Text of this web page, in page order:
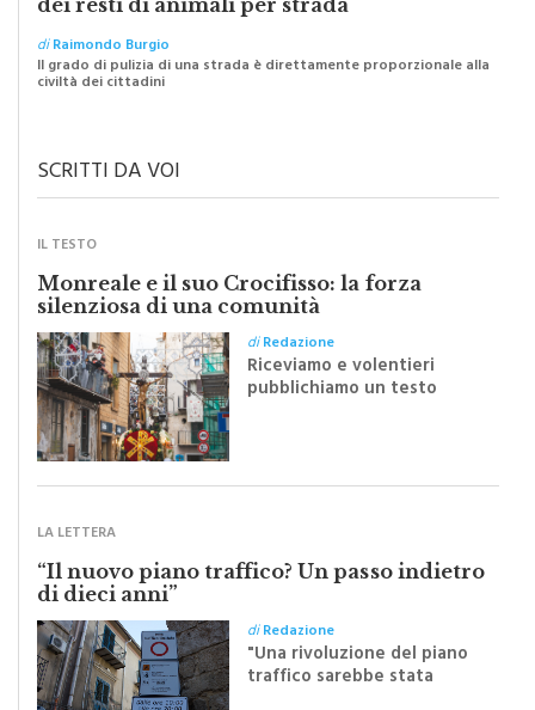
diRaimondo Burgio
Il grado di pulizia di una strada è direttamente proporzionale alla
civiltà dei cittadini
Monreale e il suo Crocifisso: la forza
silenziosa di una comunità
diRedazione
Riceviamo e volentieri
pubblichiamo un testo
inviato dalla scrittrice
monrealese Mariella
“Il nuovo piano traffico? Un passo indietro
di dieci anni”
"Una rivoluzione del piano
traffico sarebbe stata
efficace se preceduta da
una rivoluzione culturale"